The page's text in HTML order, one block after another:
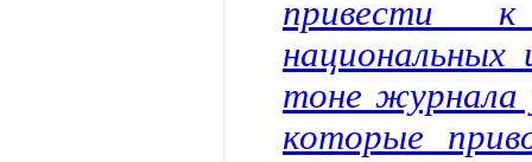
привести к
тоне журнала
которые